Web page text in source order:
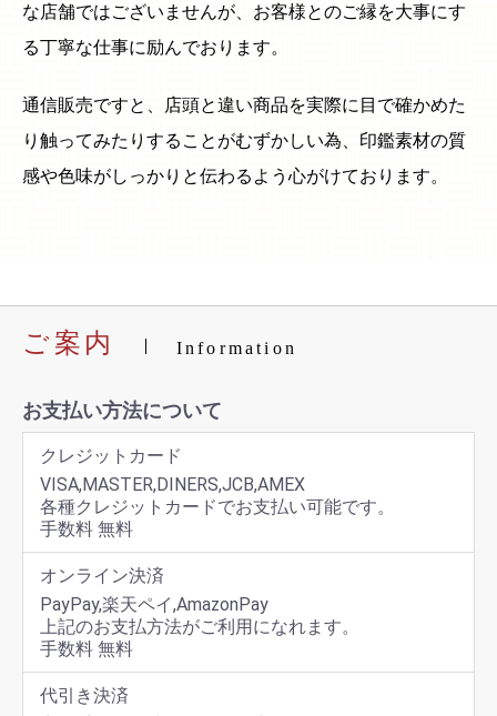
な店舗ではございませんが、お客様とのご縁を大事にす
る丁寧な仕事に励んでおります。
通信販売ですと、店頭と違い商品を実際に目で確かめた
り触ってみたりすることがむずかしい為、印鑑素材の質
感や色味がしっかりと伝わるよう心がけております。
ご案内 Information
お支払い方法について
クレジットカード
VISA,MASTER,DINERS,JCB,AMEX
各種クレジットカードでお支払い可能です。
手数料 無料
オンライン決済
PayPay,楽天ペイ,AmazonPay
上記のお支払方法がご利用になれます。
手数料 無料
代引き決済